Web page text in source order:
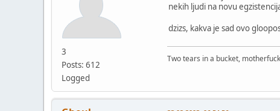
3
Posts: 612
Logged
nekih ljudi na novu
dzizs, kakva je sad ovo
Two tears in a bucket,